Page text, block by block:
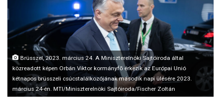
i
Brüsszel, 2023. március 24. A Miniszterelnöki Sajtóiroda által
közreadott képen Orbán Viktor kormányfõ érkezik az Európai Unió
kétnapos brüsszeli csúcstalálkozójának második napi ülésére 2023.
március 24-én. MTI/Miniszterelnöki Sajtóiroda/Fischer Zoltán